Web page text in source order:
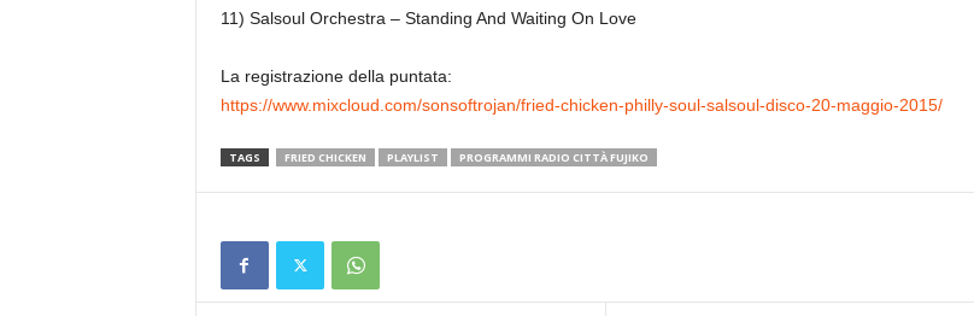
11) Salsoul Orchestra – Standing And Waiting On Love
La registrazione della puntata:
https://www.mixcloud.com/sonsoftrojan/fried-chicken-philly-soul-salsoul-disco-20-maggio-2015/
TAGS FRIED CHICKEN PLAYLIST PROGRAMMI RADIO CITTÀ FUJIKO